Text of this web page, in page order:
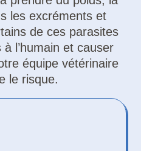
les excréments et
de ces parasites
l’humain et causer
équipe vétérinaire
le risque.